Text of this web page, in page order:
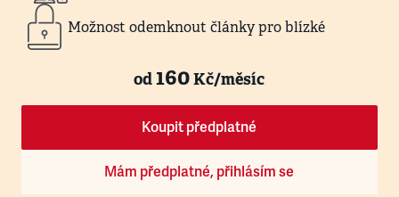
Možnost odemknout články pro blízké
od160Kč/měsíc
Koupit předplatné
Mám předplatné, přihlásím se